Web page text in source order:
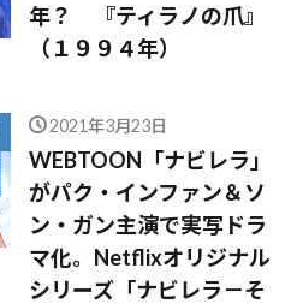
年？ 『ティラノの爪』
（１９９４年）
2021年3月23日
WEBTOON「ナビレラ」
がパク・インファン＆ソ
ン・ガン主演で実写ドラ
マ化。Netflixオリジナル
シリーズ「ナビレラ－そ